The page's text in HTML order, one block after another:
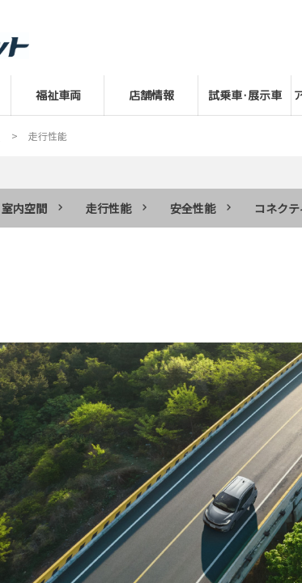
福祉車両 店舗情報 試乗車･展示車
走行性能
室内空間 走行性能 安全性能 コネク